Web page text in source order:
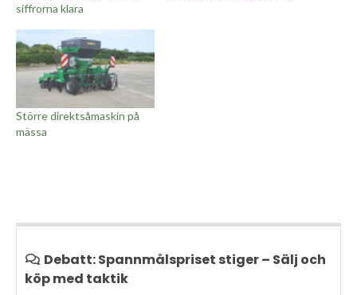
siffrorna klara
Större direktsåmaskin på
mässa
Debatt: Spannmålspriset stiger – Sälj och
köp med taktik